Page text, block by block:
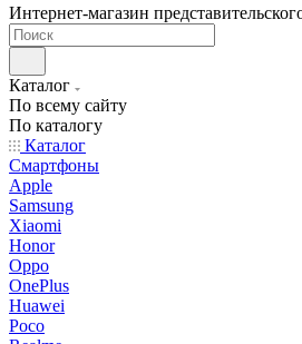
Интернет-магазин
Каталог
По всему сайту
По каталогу
Каталог
Смартфоны
Apple
Samsung
Xiaomi
Honor
Oppo
OnePlus
Huawei
Poco